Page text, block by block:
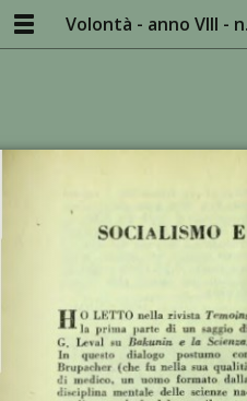
Volontà - anno VIII -